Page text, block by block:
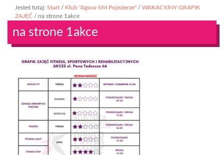
a
Jesteś tutaj: Start / Klub "Agora-SM Pojezierze" / WAKACYJNY GRAFIK
ZAJĘĆ / na strone 1akce
na strone 1akce